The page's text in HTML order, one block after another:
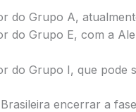
do Grupo A,
do Grupo E, com a
do Grupo I, que pode
encerrar a